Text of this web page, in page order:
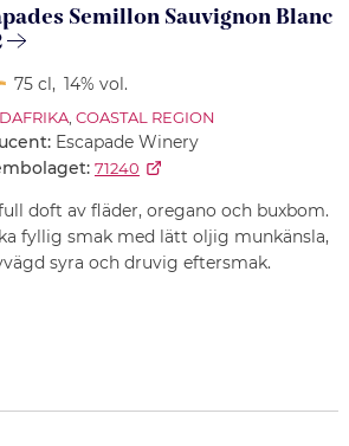
Semillon Sauvignon Blanc
75 cl, 14% vol.
, COASTAL REGION
Escapade Winery
71240
doft av fläder, oregano och buxbom.
fyllig smak med lätt oljig munkänsla,
syra och druvig eftersmak.